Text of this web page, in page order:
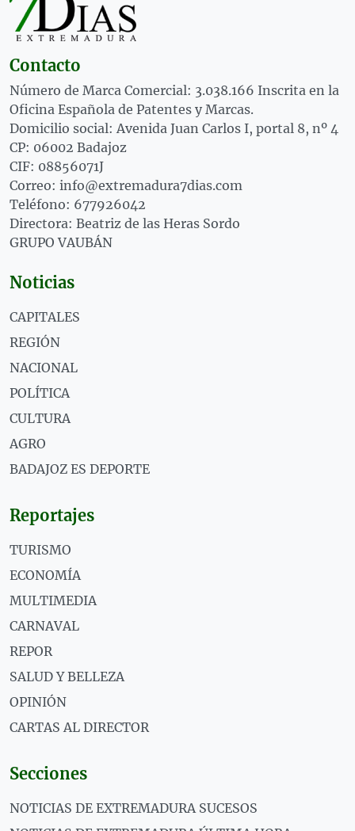
Contacto
Número de Marca Comercial: 3.038.166 Inscrita en la
Oficina Española de Patentes y Marcas.
Domicilio social: Avenida Juan Carlos I, portal 8, nº 4
CP: 06002 Badajoz
CIF: 08856071J
Correo: info@extremadura7dias.com
Teléfono: 677926042
Directora: Beatriz de las Heras Sordo
GRUPO VAUBÁN
Noticias
CAPITALES
REGIÓN
NACIONAL
POLÍTICA
CULTURA
AGRO
BADAJOZ ES DEPORTE
Reportajes
TURISMO
ECONOMÍA
MULTIMEDIA
CARNAVAL
REPOR
SALUD Y BELLEZA
OPINIÓN
CARTAS AL DIRECTOR
Secciones
NOTICIAS DE EXTREMADURA SUCESOS